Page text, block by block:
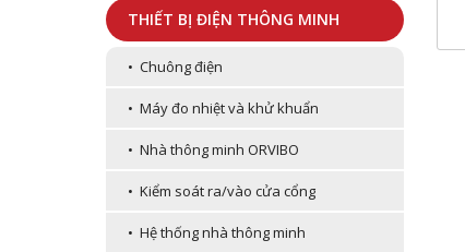
THIẾT BỊ ĐIỆN THÔNG MINH
• Chuông điện
• Máy đo nhiệt và khử khuẩn
• Nhà thông minh ORVIBO
• Kiểm soát ra/vào cửa cổng
• Hệ thống nhà thông minh